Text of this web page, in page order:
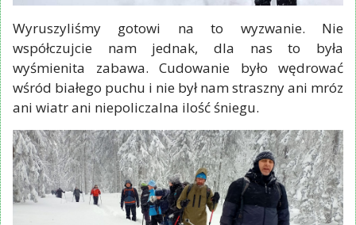
Wyruszyliśmy gotowi na to wyzwanie. Nie
współczujcie nam jednak, dla nas to była
wyśmienita zabawa. Cudowanie było wędrować
wśród białego puchu i nie był nam straszny ani mróz
ani wiatr ani niepoliczalna ilość śniegu.